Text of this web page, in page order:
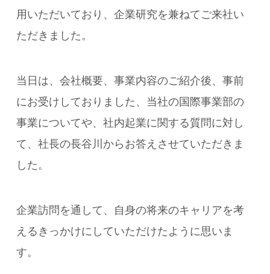
用いただいており、企業研究を兼ねてご来社い
ただきました。
当日は、会社概要、事業内容のご紹介後、事前
にお受けしておりました、当社の国際事業部の
事業についてや、社内起業に関する質問に対し
て、社長の長谷川からお答えさせていただきま
した。
企業訪問を通して、自身の将来のキャリアを考
えるきっかけにしていただけたように思いま
す。